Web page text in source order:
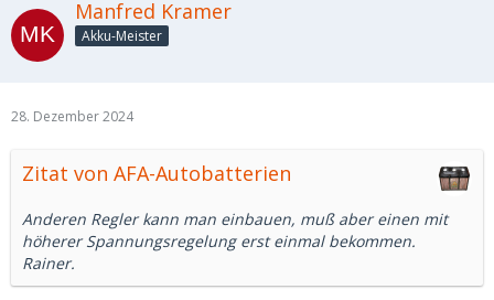
Manfred Kramer
Akku-Meister
28. Dezember 2024
Zitat von AFA-Autobatterien
Anderen Regler kann man einbauen, muß aber einen mit
höherer Spannungsregelung erst einmal bekommen.
Rainer.